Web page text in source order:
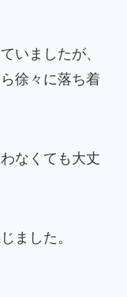
いましたが、
徐々に落ち着
なくても大丈
ました。